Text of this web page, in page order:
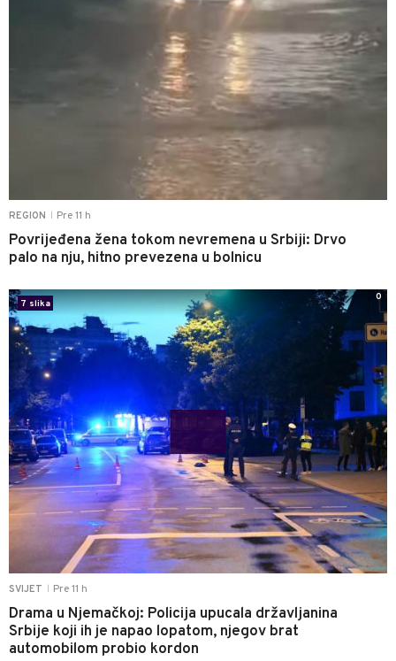
REGION Pre 11 h
Povrijeđena žena tokom nevremena u Srbiji: Drvo
palo na nju, hitno prevezena u bolnicu
SVIJET Pre 11 h
Drama u Njemačkoj: Policija upucala državljanina
Srbije koji ih je napao lopatom, njegov brat
automobilom probio kordon
7 slika
0